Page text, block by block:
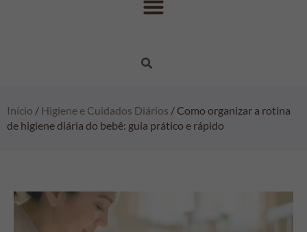
Início / Higiene e Cuidados Diários / Como organizar a rotina
de higiene diária do bebê: guia prático e rápido